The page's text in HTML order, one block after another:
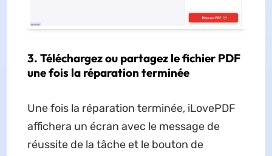
3. Téléchargez ou partagez le fichier PDF
une fois la réparation terminée
Une fois la réparation terminée, iLovePDF
affichera un écran avec le message de
réussite de la tâche et le bouton de